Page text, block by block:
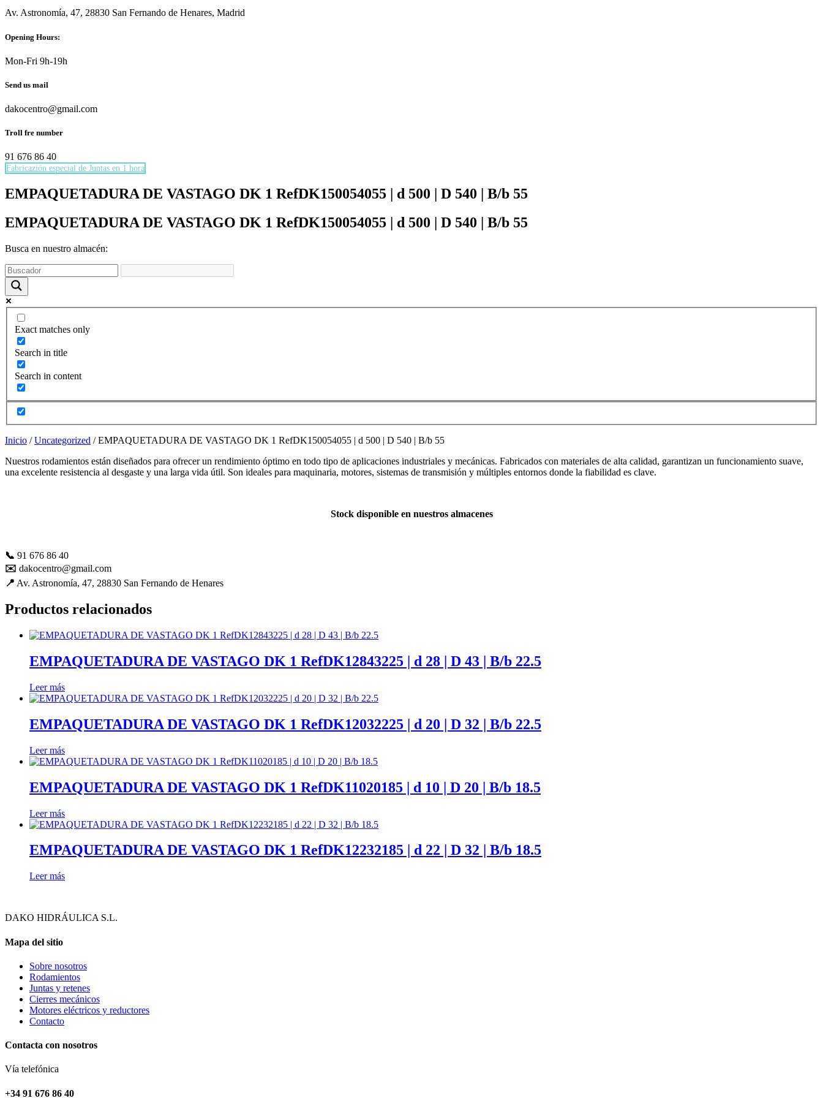
Av. Astronomía, 47, 28830 San Fernando de Henares, Madrid
Opening Hours:
Mon-Fri 9h-19h
Send us mail
dakocentro@gmail.com
Troll fre number
91 676 86 40
Fabricazión especial de Juntas en 1 hora
EMPAQUETADURA DE VASTAGO DK 1 RefDK150054055 | d 500 | D 540 | B/b 55
EMPAQUETADURA DE VASTAGO DK 1 RefDK150054055 | d 500 | D 540 | B/b 55
Busca en nuestro almacén:
Exact matches only
Search in title
Search in content
Inicio /Uncategorized / EMPAQUETADURA DE VASTAGO DK 1 RefDK150054055 | d 500 | D 540 | B/b 55
Nuestros rodamientos están diseñados para ofrecer un rendimiento óptimo en todo tipo de aplicaciones industriales y mecánicas. Fabricados con materiales de alta calidad, garantizan un funcionamiento suave,
una excelente resistencia al desgaste y una larga vida útil. Son ideales para maquinaria, motores, sistemas de transmisión y múltiples entornos donde la fiabilidad es clave.
Stock disponible en nuestros almacenes
📞 91 676 86 40
✉️ dakocentro@gmail.com
📍 Av. Astronomía, 47, 28830 San Fernando de Henares
Productos relacionados
EMPAQUETADURA DE VASTAGO DK 1 RefDK12843225 | d 28 | D 43 | B/b 22.5
Leer más
EMPAQUETADURA DE VASTAGO DK 1 RefDK12032225 | d 20 | D 32 | B/b 22.5
Leer más
EMPAQUETADURA DE VASTAGO DK 1 RefDK11020185 | d 10 | D 20 | B/b 18.5
Leer más
EMPAQUETADURA DE VASTAGO DK 1 RefDK12232185 | d 22 | D 32 | B/b 18.5
Leer más
DAKO HIDRÁULICA S.L.
Mapa del sitio
Sobre nosotros
Rodamientos
Juntas y retenes
Cierres mecánicos
Motores eléctricos y reductores
Contacto
Contacta con nosotros
Vía telefónica
+34 91 676 86 40
Necesarias
Estas
son
opcionales.
necesarias
para que
funcione la
puedas
acceder a
nuestro
contenido.
Estadísticas
Para que
podamos
mejorar la
funcionalidad
y estructura
de la web,
utilizaremos
las
estadísticas
mejorar con
tu ayuda.
Experiencia
nuestra web
mejor posible
durante tu
guía para
hacerte
paseo por
nuestra página.
cookies,
algunas
desaparecerán
las aceptas, nos
serás de gran
ayuda.
Marketing
Al compartir
mientras visitas
aumentas la
ver contenido y
ofertas
personalizados.
Así verás lo que
realmente te
interesa.